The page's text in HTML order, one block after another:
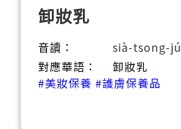
卸妝乳
音讀：
sià-tsong-jú
對應華語：
卸妝乳
#美妝保養 #護膚保養品